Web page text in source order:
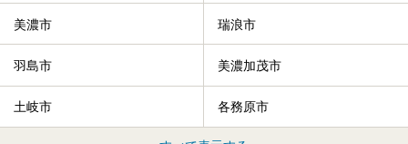
美濃市 瑞浪市
羽島市 美濃加茂市
土岐市 各務原市